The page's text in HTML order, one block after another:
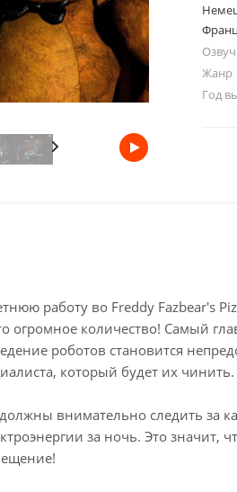
Жанр
Год
работу во Freddy Fazbear's
огромное количество! Самый
роботов становится
который будет их чинить.
внимательно следить за
за ночь. Это значит,